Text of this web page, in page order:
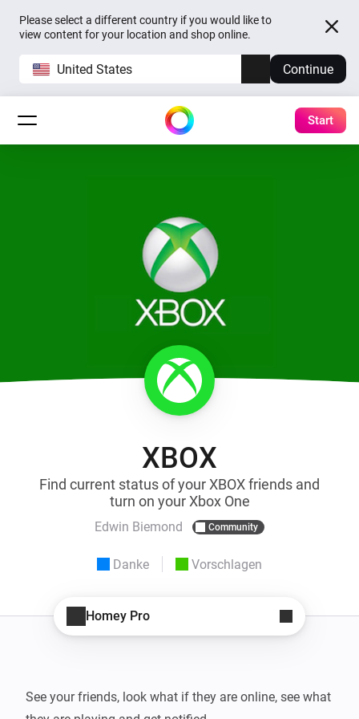
Please select a different country if you would like to
view content for your location and shop online.
United States Continue
Start
XBOX
Find current status of your XBOX friends and
turn on your Xbox One
Edwin Biemond Community
Danke Vorschlagen
Homey Pro
See your friends, look what if they are online, see what